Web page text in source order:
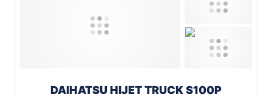
DAIHATSU HIJET TRUCK S100P